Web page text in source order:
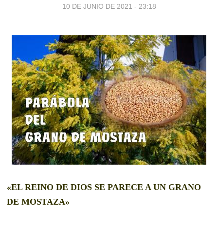
10 DE JUNIO DE 2021 - 23:18
«EL REINO DE DIOS SE PARECE A UN GRANO
DE MOSTAZA»